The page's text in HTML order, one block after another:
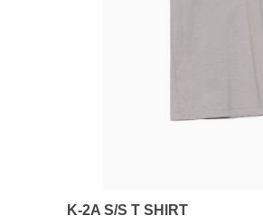
K-2A S/S T SHlRT